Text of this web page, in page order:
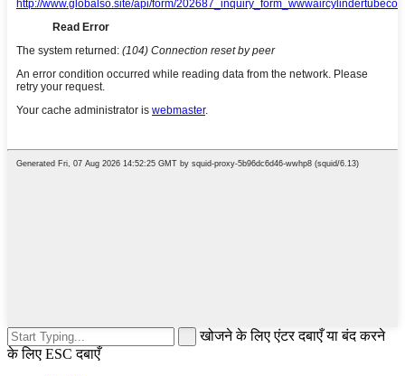
खोजने के लिए एंटर दबाएँ या बंद करने
के लिए ESC दबाएँ